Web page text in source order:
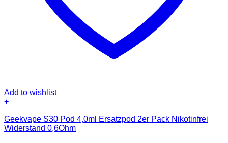
Add to wishlist
+
Geekvape S30 Pod 4,0ml Ersatzpod 2er Pack Nikotinfrei
Widerstand 0,6Ohm